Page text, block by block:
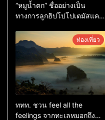
“หมูน้ำตก” ชื่ออย่างเป็น
ทางการลูกฮิปโปโปเตมัสแคระ
หลังผู้ร่วมกิจกรรมร่วมโหวต
ชนะกว่า 10,000 คะแนน
ท่องเที่ยว
ททท. ชวน feel all the
feelings จากทะเลหมอกถึง